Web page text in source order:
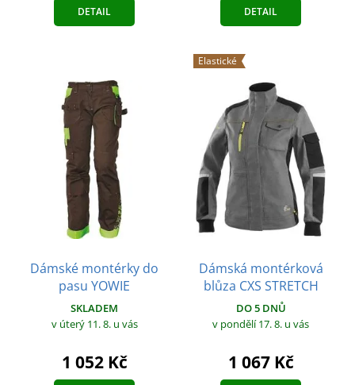
DETAIL DETAIL
Dámské montérky do
pasu YOWIE
SKLADEM
v úterý 11. 8. u vás
1 052 Kč
Elastické
Dámská montérková
blůza CXS STRETCH
DO 5 DNŮ
v pondělí 17. 8. u vás
1 067 Kč